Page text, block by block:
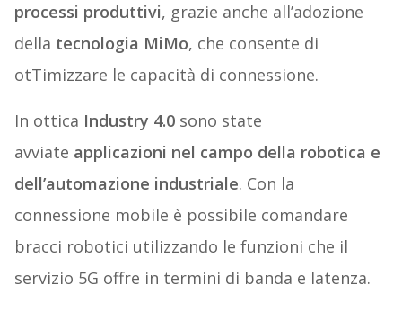
processi produttivi, grazie anche all’adozione
della tecnologia MiMo, che consente di
otTimizzare le capacità di connessione.
In ottica Industry 4.0sono state
avviate applicazioni nel campo della robotica e
dell’automazione industriale. Con la
connessione mobile è possibile comandare
bracci robotici utilizzando le funzioni che il
servizio 5G offre in termini di banda e latenza.